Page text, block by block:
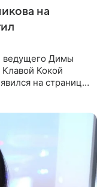
на
ведущего Димы
Кокой
на странице